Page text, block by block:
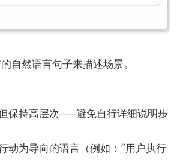
自然语言句子来描述场景。
保持高层次——避免自行详细说明步
动为导向的语言（例如：“用户执行